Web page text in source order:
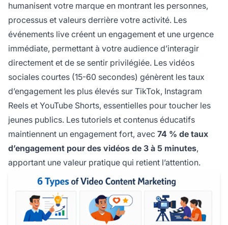
humanisent votre marque en montrant les personnes,
processus et valeurs derrière votre activité. Les
événements live créent un engagement et une urgence
immédiate, permettant à votre audience d’interagir
directement et de se sentir privilégiée. Les vidéos
sociales courtes (15-60 secondes) génèrent les taux
d’engagement les plus élevés sur TikTok, Instagram
Reels et YouTube Shorts, essentielles pour toucher les
jeunes publics. Les tutoriels et contenus éducatifs
maintiennent un engagement fort, avec 74 % de taux
d’engagement pour des vidéos de 3 à 5 minutes,
apportant une valeur pratique qui retient l’attention.